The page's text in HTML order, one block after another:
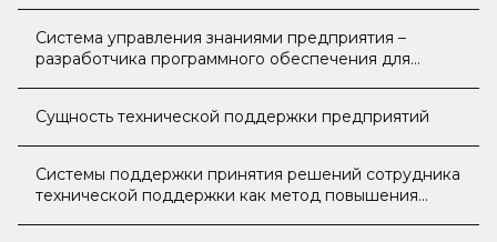
Система управления знаниями предприятия –
разработчика программного обеспечения для
Сущность технической поддержки предприятий
Системы поддержки принятия решений сотрудника
технической поддержки как метод повышения